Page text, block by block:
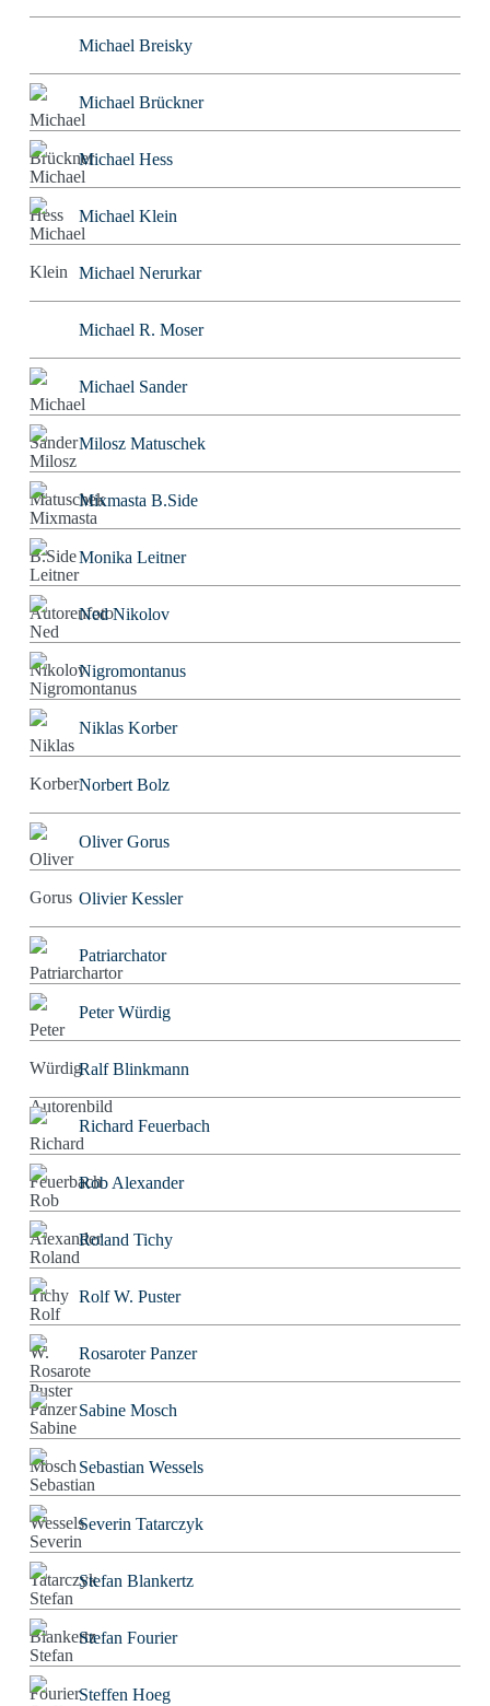
Michael Breisky
Michael Brückner
Michael Hess
Michael Klein
Michael Nerurkar
Michael R. Moser
Michael Sander
Milosz Matuschek
Mixmasta B.Side
Monika Leitner
Ned Nikolov
Nigromontanus
Niklas Korber
Norbert Bolz
Oliver Gorus
Olivier Kessler
Patriarchator
Peter Würdig
Ralf Blinkmann
Richard Feuerbach
Rob Alexander
Roland Tichy
Rolf W. Puster
Rosaroter Panzer
Sabine Mosch
Sebastian Wessels
Severin Tatarczyk
Stefan Blankertz
Stefan Fourier
Steffen Hoeg